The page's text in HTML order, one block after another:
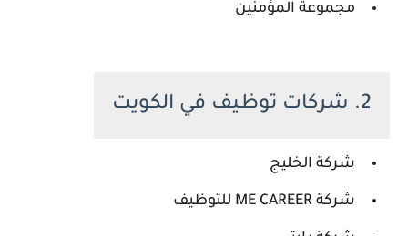
مجموعة المؤمنين
2. شركات توظيف في الكويت
شركة الخليج
شركة ME CAREER للتوظيف